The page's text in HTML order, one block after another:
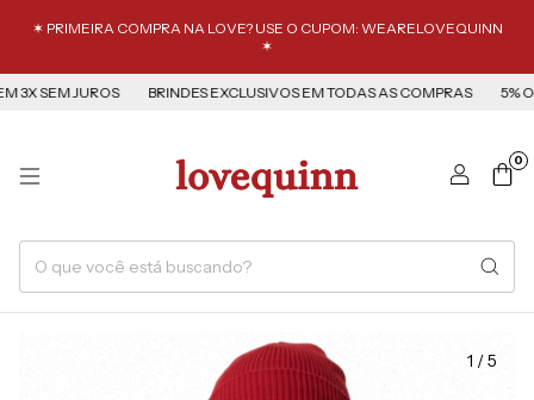
✶ PRIMEIRA COMPRA NA LOVE? USE O CUPOM: WEARELOVEQUINN
✶
SEM JUROS BRINDES EXCLUSIVOS EM TODAS AS COMPRAS 5%
0
1 /5